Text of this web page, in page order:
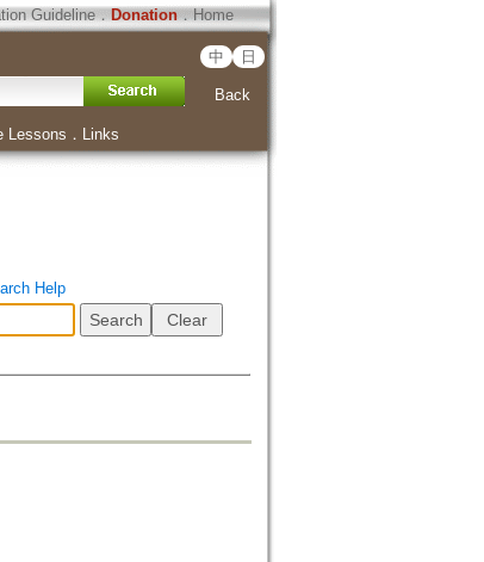
Guideline． Donation．Home
中 日
Back
Lessons ． Links
Help